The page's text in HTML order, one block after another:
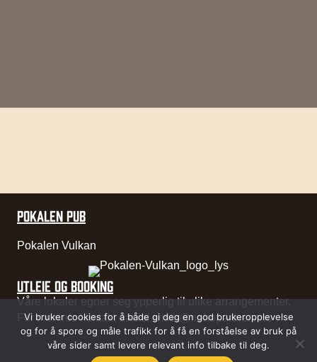
POKALEN PUB
Pokalen Vulkan
UTLEIE OG BOOKING
Våre lokaler egner seg ypperlig til ulike arrangementer.
For mer info kontakt daniel.wisth@nohopartners.no
Vi bruker cookies for å både gi deg en god brukeropplevelse
og for å spore og måle trafikk for å få en forståelse av bruk på
våre sider samt levere relevant info tilbake til deg.